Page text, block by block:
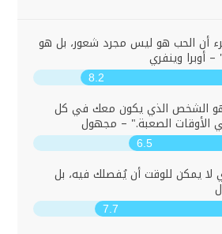
أن الحب هو ليس مجرد شعور، بل هو
أوبرا وينفري
8.2
الشخص الذي يكون معك في كل
الأوقات الصعبة." – مجهول
6.5
لا يمكن للوقت أن يُفصلك فيه، بل
7.7